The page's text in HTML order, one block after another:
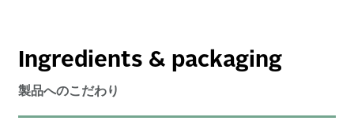
Ingredients & packaging
製品へのこだわり